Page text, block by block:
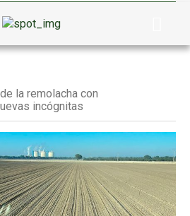
la remolacha con
incógnitas